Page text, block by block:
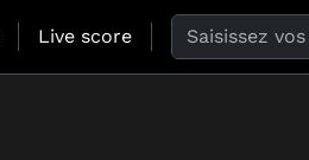
Live score Search the